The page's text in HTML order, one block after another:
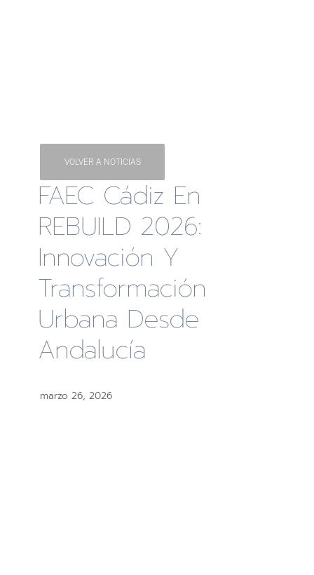
VOLVER A NOTICIAS
FAEC Cádiz En
REBUILD 2026:
Innovación Y
Transformación
Urbana Desde
Andalucía
marzo 26, 2026